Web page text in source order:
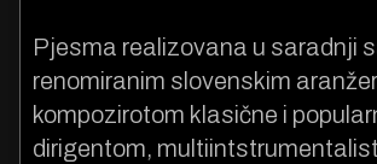
Pjesma realizovana u saradnji
renomiranim slovenskim
kompozirotom klasične i
dirigentom,